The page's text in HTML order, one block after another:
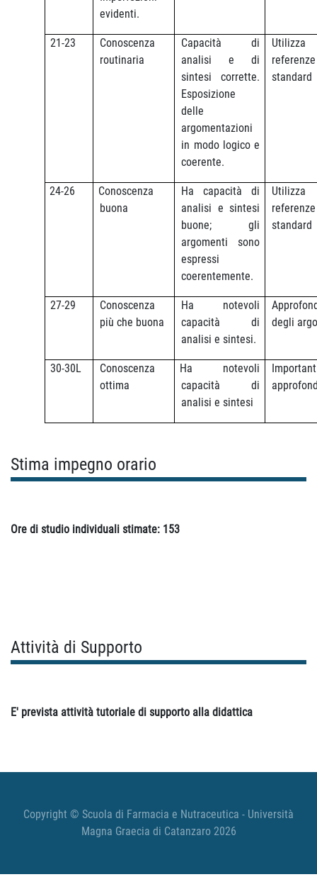
evidenti.
21-23
Conoscenza
routinaria
Capacità di
analisi e di
sintesi corrette.
Esposizione
delle
argomentazioni
in modo logico e
coerente.
referenze
standard
24-26
Conoscenza
buona
Ha capacità di
analisi e sintesi
buone; gli
argomenti sono
espressi
coerentemente.
referenze
standard
27-29
Conoscenza
più che buona
Ha notevoli
capacità di
analisi e sintesi.
degli
30-30L
Conoscenza
ottima
Ha notevoli
capacità di
analisi e sintesi
Stima impegno orario
Ore di studio individuali stimate: 153
Attività di Supporto
E' prevista attività tutoriale di supporto alla didattica
Copyright © Scuola di Farmacia e Nutraceutica - Università
Magna Graecia di Catanzaro 2026